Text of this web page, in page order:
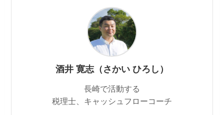
酒井 寛志（さかい ひろし）
長崎で活動する
税理士、キャッシュフローコーチ